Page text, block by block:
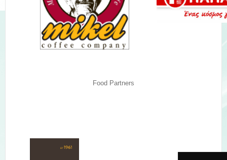
Food Partners